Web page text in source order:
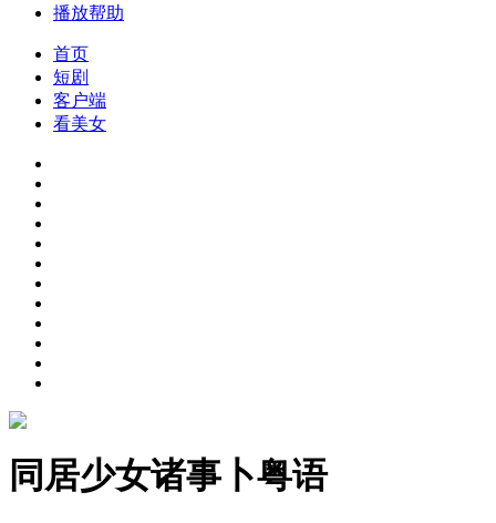
播放帮助
首页
短剧
客户端
看美女
同居少女诸事卜粤语